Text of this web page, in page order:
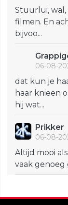
Stuurlui, wal,
filmen. En
bijvoo...
06-08-
dat kun je
haar knieën
hij wat...
Prikker
06-08-
Altijd mooi
vaak genoeg